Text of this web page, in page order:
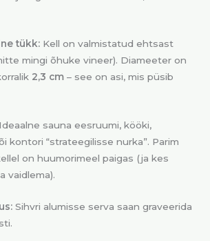
tükk: Kell on valmistatud ehtsast
mingi õhuke vineer). Diameeter on
2,3 cm – see on asi, mis püsib
Ideaalne sauna eesruumi, kööki,
kontori “strateegilisse nurka”. Parim
on huumorimeel paigas (ja kes
vaidlema).
Sihvri alumisse serva saan graveerida